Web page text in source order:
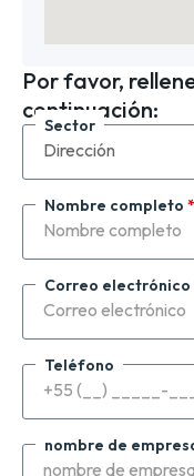
Por favor,
continuación:
Sector
Nombre completo *
Correo electrónico
Teléfono
nombre de